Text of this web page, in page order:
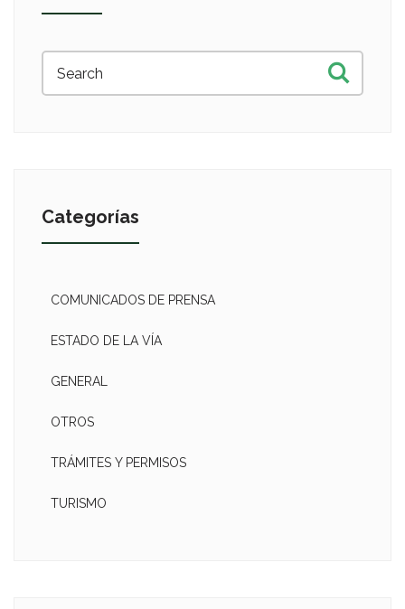
Categorías
COMUNICADOS DE PRENSA
ESTADO DE LA VÍA
GENERAL
OTROS
TRÁMITES Y PERMISOS
TURISMO